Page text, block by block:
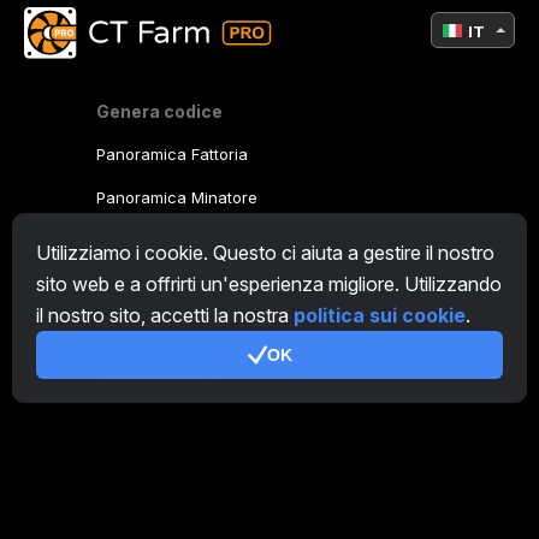
Utilizziamo i cookie. Questo ci aiuta a gestire il nostro
sito web e a offrirti un'esperienza migliore. Utilizzando
il nostro sito, accetti la nostra politica sui cookie.
OK
Genera codice
Panoramica Fattoria
Panoramica Minatore
CryptoTab
Programma Affiliato
Condizioni d'uso
IT